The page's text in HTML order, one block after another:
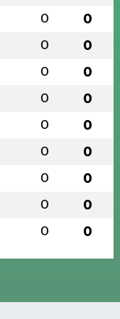
0 0
0 0
0 0
0 0
0 0
0 0
0 0
0 0
0 0